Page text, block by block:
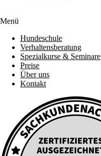
Menü
Hundeschule
Verhaltensberatung
Spezialkurse & Seminare
Preise
Über uns
Kontakt